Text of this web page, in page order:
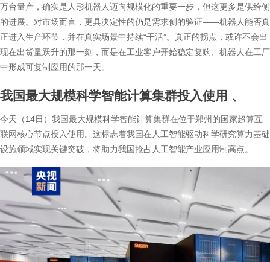
万台量产，确实是人形机器人迈向规模化的重要一步，但这更多是供给侧
的进展。对市场而言，更具决定性的仍是需求侧的验证——机器人能否真
正进入生产环节，并在真实场景中持续“干活”。真正的拐点，或许不会出
现在出货量跃升的那一刻，而是在工业客户开始稳定复购、机器人在工厂
中形成可复制应用的那一天。
我国最大规模科学智能计算集群投入使用 、
今天（14日）我国最大规模科学智能计算集群在位于郑州的国家超算互
联网核心节点投入使用。这标志着我国在人工智能驱动科学研究算力基础
设施领域实现关键突破，将助力我国抢占人工智能产业应用制高点。